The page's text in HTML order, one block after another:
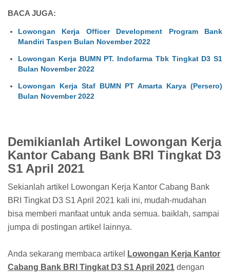
BACA JUGA:
Lowongan Kerja Officer Development Program Bank
Mandiri Taspen Bulan November 2022
Lowongan Kerja BUMN PT. Indofarma Tbk Tingkat D3 S1
Bulan November 2022
Lowongan Kerja Staf BUMN PT Amarta Karya (Persero)
Bulan November 2022
Demikianlah Artikel Lowongan Kerja
Kantor Cabang Bank BRI Tingkat D3
S1 April 2021
Sekianlah artikel Lowongan Kerja Kantor Cabang Bank
BRI Tingkat D3 S1 April 2021 kali ini, mudah-mudahan
bisa memberi manfaat untuk anda semua. baiklah, sampai
jumpa di postingan artikel lainnya.
Anda sekarang membaca artikel
Lowongan Kerja Kantor
Cabang Bank BRI Tingkat D3 S1 April 2021 dengan